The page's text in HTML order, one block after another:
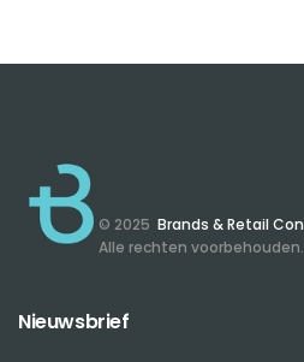
© 2025 Brands & Retail
Alle rechten voorbehouden.
Nieuwsbrief